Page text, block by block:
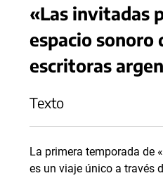
«Las invitadas
espacio sonoro
escritoras
Texto
La primera temporada de
es un viaje único a través